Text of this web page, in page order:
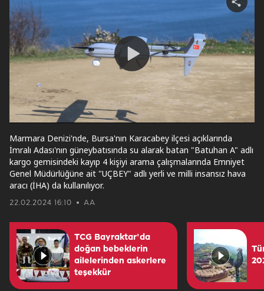
Play
Video
Share
video
22.02.2024 16:10 AA
Marmara Denizi'nde, Bursa'nın Karacabey ilçesi açıklarında
İmralı Adası'nın güneybatısında su alarak batan "Batuhan A" adlı
kargo gemisindeki kayıp 4 kişiyi arama çalışmalarında Emniyet
Genel Müdürlüğüne ait "UÇBEY" adlı yerli ve milli insansız hava
aracı (İHA) da kullanılıyor.
TCG Bayraktar'da
doğan bebeklerin
ailelerinden askerlere
teşekkür